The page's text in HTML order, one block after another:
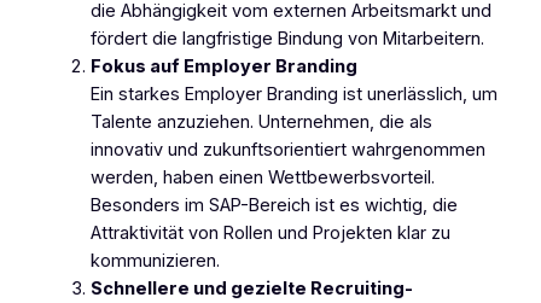
die Abhängigkeit vom externen Arbeitsmarkt und
fördert die langfristige Bindung von Mitarbeitern.
Fokus auf Employer Branding
Ein starkes Employer Branding ist unerlässlich, um
Talente anzuziehen. Unternehmen, die als
innovativ und zukunftsorientiert wahrgenommen
werden, haben einen Wettbewerbsvorteil.
Besonders im SAP-Bereich ist es wichtig, die
Attraktivität von Rollen und Projekten klar zu
kommunizieren.
Schnellere und gezielte Recruiting-